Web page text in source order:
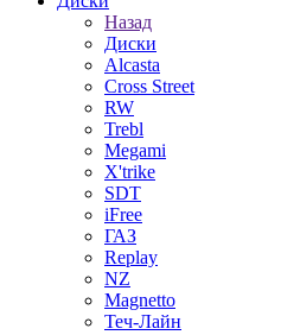
Назад
Диски
Alcasta
Cross Street
RW
Trebl
Megami
X'trike
SDT
iFree
ГАЗ
Replay
NZ
Magnetto
Теч-Лайн